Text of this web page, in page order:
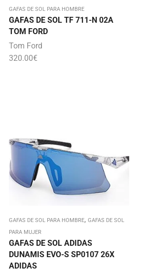
GAFAS DE SOL PARA HOMBRE
GAFAS DE SOL TF 711-N 02A
TOM FORD
Tom Ford
320.00€
GAFAS DE SOL PARA HOMBRE,GAFAS DE SOL
PARA MUJER
GAFAS DE SOL ADIDAS
DUNAMIS EVO-S SP0107 26X
ADIDAS